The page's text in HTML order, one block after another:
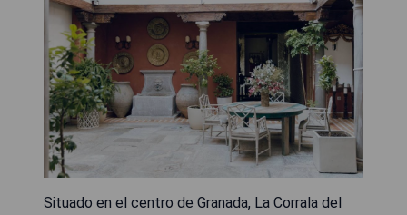
Situado en el centro de Granada, La Corrala del